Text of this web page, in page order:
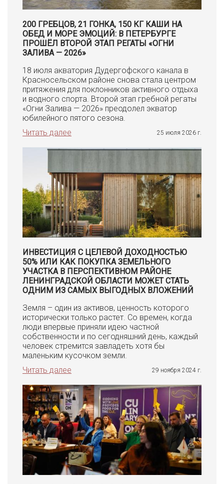
200 ГРЕБЦОВ, 21 ГОНКА, 150 КГ КАШИ НА
ОБЕД И МОРЕ ЭМОЦИЙ: В ПЕТЕРБУРГЕ
ПРОШЁЛ ВТОРОЙ ЭТАП РЕГАТЫ «ОГНИ
ЗАЛИВА — 2026»
18 июля акватория Дудергофского канала в
Красносельском районе снова стала центром
притяжения для поклонников активного отдыха
и водного спорта. Второй этап гребной регаты
«Огни Залива — 2026» преодолел экватор
юбилейного пятого сезона.
Читать далее
25 июля 2026 г.
ИНВЕСТИЦИЯ С ЦЕЛЕВОЙ ДОХОДНОСТЬЮ
50% ИЛИ КАК ПОКУПКА ЗЕМЕЛЬНОГО
УЧАСТКА В ПЕРСПЕКТИВНОМ РАЙОНЕ
ЛЕНИНГРАДСКОЙ ОБЛАСТИ МОЖЕТ СТАТЬ
ОДНИМ ИЗ САМЫХ ВЫГОДНЫХ ВЛОЖЕНИЙ
Земля – один из активов, ценность которого
исторически только растет. Со времен, когда
люди впервые приняли идею частной
собственности и по сегодняшний день, каждый
человек стремится завладеть хотя бы
маленьким кусочком земли.
Читать далее
29 ноября 2024 г.